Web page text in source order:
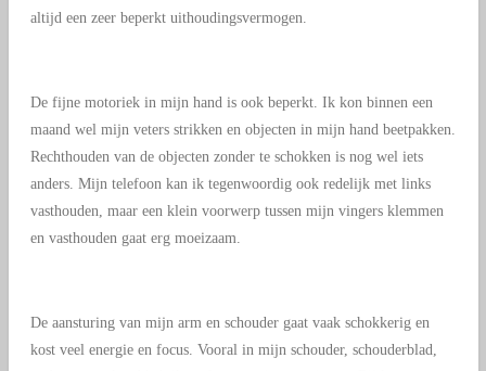
altijd een zeer beperkt uithoudingsvermogen.
De fijne motoriek in mijn hand is ook beperkt. Ik kon binnen een
maand wel mijn veters strikken en objecten in mijn hand beetpakken.
Rechthouden van de objecten zonder te schokken is nog wel iets
anders. Mijn telefoon kan ik tegenwoordig ook redelijk met links
vasthouden, maar een klein voorwerp tussen mijn vingers klemmen
en vasthouden gaat erg moeizaam.
De aansturing van mijn arm en schouder gaat vaak schokkerig en
kost veel energie en focus. Vooral in mijn schouder, schouderblad,